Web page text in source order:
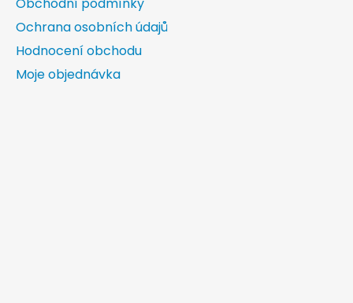
Ochrana osobních údajů
Hodnocení obchodu
Moje objednávka